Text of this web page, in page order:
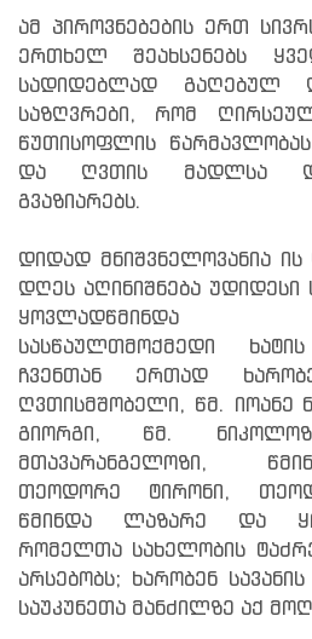
ამ პიროვნებების ერთ
ერთხელ შეახსენებს
სადიდებლად გაღებულ
საზღვრები, რომ
წუთისოფლის
და ღვთის მადლსა
გვაზიარებს.
დიდად მნიშვნელოვანია
დღეს აღინიშნება უდიდესი
ყოვლადწმინდა
სასწაულთმოქმედი
ჩვენთან ერთად
ღვთისმშობელი, წმ. იოანე
გიორგი, წმ.
მთავარანგელოზი,
თეოდორე ტირონი,
წმინდა ლაზარე და
რომელთა სახელობის
არსებობს; ხარობენ
საუკუნეთა მანძილზე აქ